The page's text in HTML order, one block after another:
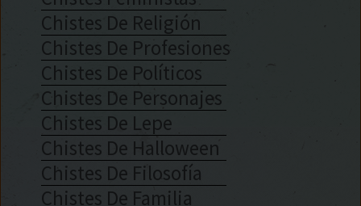
Chistes De Religión
Chistes De Profesiones
Chistes De Políticos
Chistes De Personajes
Chistes De Lepe
Chistes De Halloween
Chistes De Filosofía
Chistes De Familia